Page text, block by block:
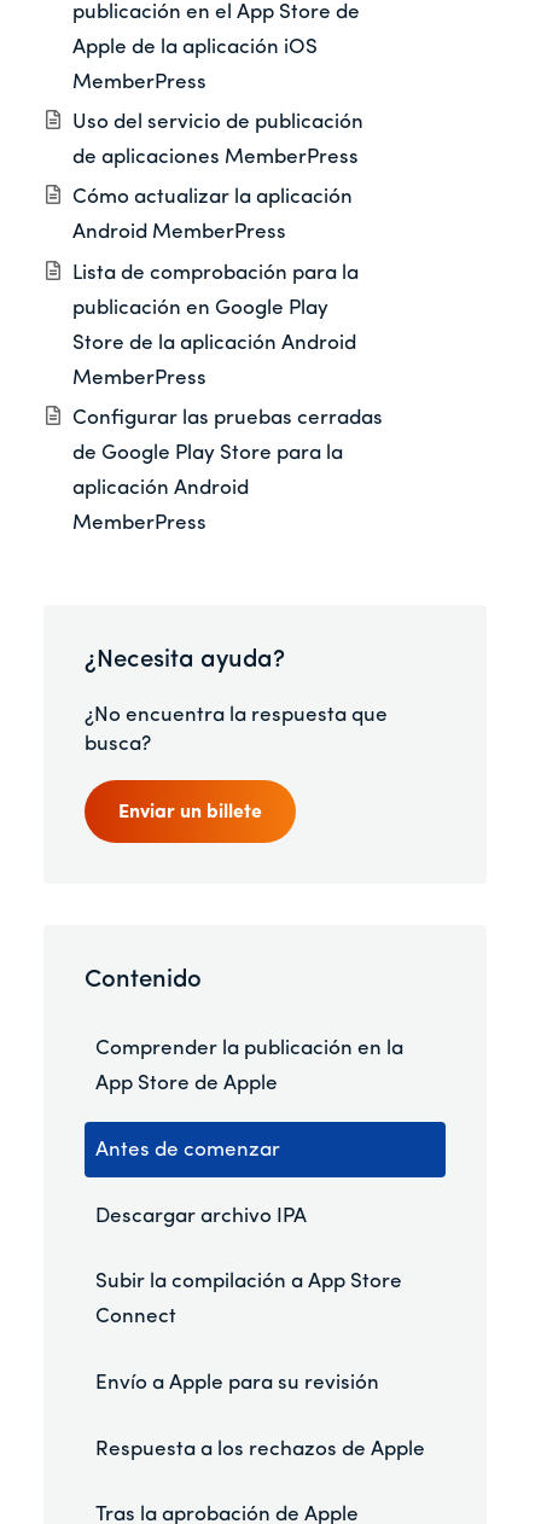
publicación en el App Store de
Apple de la aplicación iOS
MemberPress
Uso del servicio de publicación
de aplicaciones MemberPress
Cómo actualizar la aplicación
Android MemberPress
Lista de comprobación para la
publicación en Google Play
Store de la aplicación Android
MemberPress
Configurar las pruebas cerradas
de Google Play Store para la
aplicación Android
MemberPress
¿Necesita ayuda?
¿No encuentra la respuesta que
busca?
Enviar un billete
Contenido
Comprender la publicación en la
App Store de Apple
Antes de comenzar
Descargar archivo IPA
Subir la compilación a App Store
Connect
Envío a Apple para su revisión
Respuesta a los rechazos de Apple
Tras la aprobación de Apple